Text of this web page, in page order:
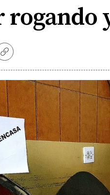
rogando
Copiar